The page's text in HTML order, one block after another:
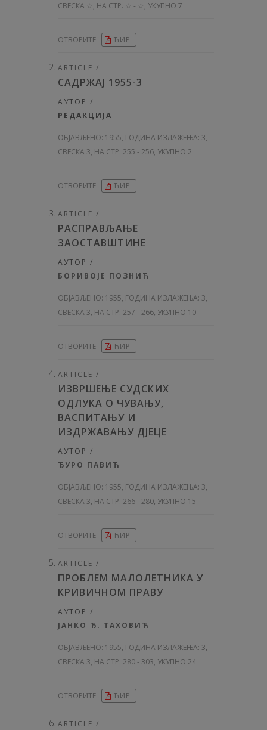
СВЕСКА ☆, НА СТР. ☆ - ☆, УКУПНО 7
ОТВОРИТЕ ЋИР
ARTICLE /
САДРЖАЈ 1955-3
АУТОР /
РЕДАКЦИЈА
ОБЈАВЉЕНО: 1955, ГОДИНА ИЗЛАЖЕЊА: 3,
СВЕСКА 3, НА СТР. 255 - 256, УКУПНО 2
ОТВОРИТЕ ЋИР
ARTICLE /
РАСПРАВЉАЊЕ
ЗАОСТАВШТИНЕ
АУТОР /
БОРИВОЈЕ ПОЗНИЋ
ОБЈАВЉЕНО: 1955, ГОДИНА ИЗЛАЖЕЊА: 3,
СВЕСКА 3, НА СТР. 257 - 266, УКУПНО 10
ОТВОРИТЕ ЋИР
ARTICLE /
ИЗВРШЕЊЕ СУДСКИХ
ОДЛУКА О ЧУВАЊУ,
ВАСПИТАЊУ И
ИЗДРЖАВАЊУ ДЈЕЦЕ
АУТОР /
ЂУРО ПАВИЋ
ОБЈАВЉЕНО: 1955, ГОДИНА ИЗЛАЖЕЊА: 3,
СВЕСКА 3, НА СТР. 266 - 280, УКУПНО 15
ОТВОРИТЕ ЋИР
ARTICLE /
ПРОБЛЕМ МАЛОЛЕТНИКА У
КРИВИЧНОМ ПРАВУ
АУТОР /
ЈАНКО Ђ. ТАХОВИЋ
ОБЈАВЉЕНО: 1955, ГОДИНА ИЗЛАЖЕЊА: 3,
СВЕСКА 3, НА СТР. 280 - 303, УКУПНО 24
ОТВОРИТЕ ЋИР
ARTICLE /